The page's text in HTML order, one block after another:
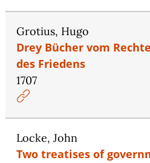
Grotius, Hugo
Drey Bücher vom
des Friedens
1707
Locke, John
Two treatises of